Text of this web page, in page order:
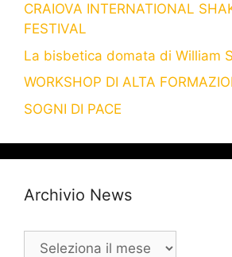
CRAIOVA INTERNATIONAL
FESTIVAL
La bisbetica domata di William
WORKSHOP DI ALTA
SOGNI DI PACE
Archivio News